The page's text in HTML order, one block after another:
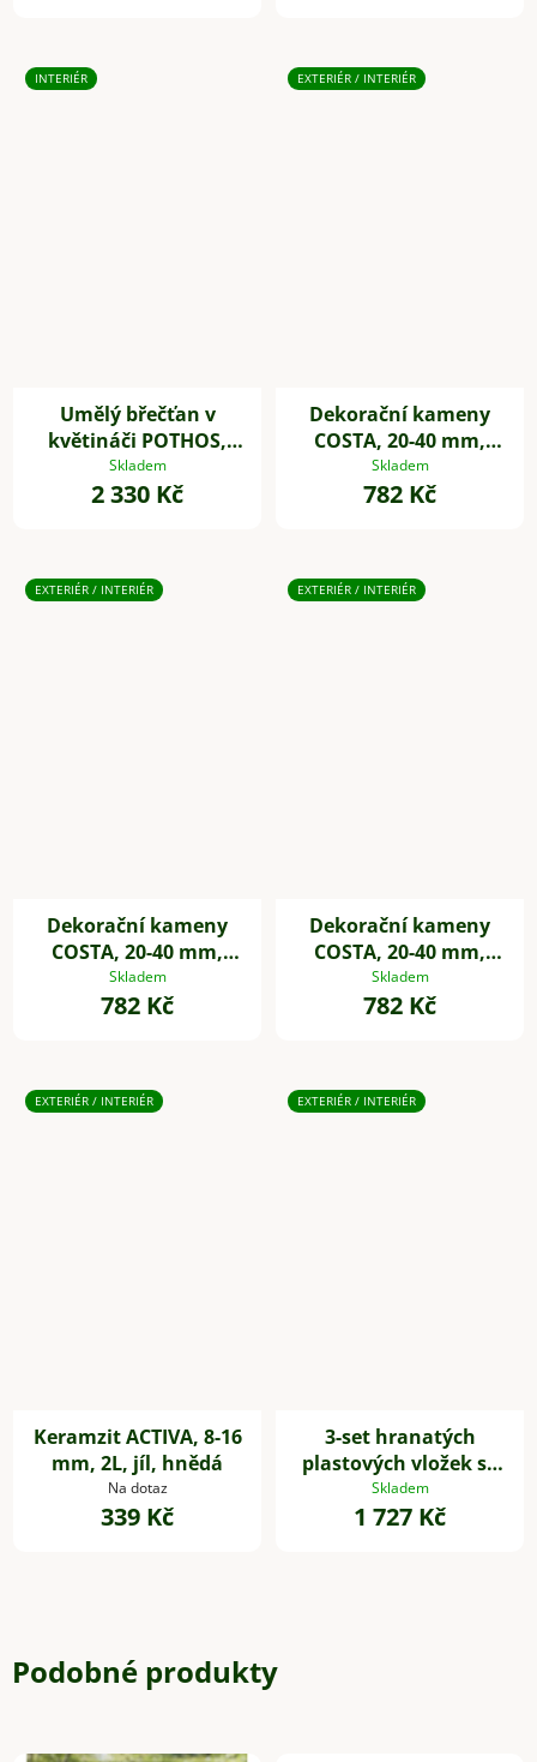
INTERIÉR
Umělý břečťan v
květináči POTHOS,
výška 85 cm, plast,
zelený
Skladem
2 330 Kč
EXTERIÉR / INTERIÉR
Dekorační kameny
COSTA, 20-40 mm,
plast, bílá
Skladem
782 Kč
EXTERIÉR / INTERIÉR
Dekorační kameny
COSTA, 20-40 mm,
plast, šedá
Skladem
782 Kč
EXTERIÉR / INTERIÉR
Dekorační kameny
COSTA, 20-40 mm,
plast, černá
Skladem
782 Kč
EXTERIÉR / INTERIÉR
Keramzit ACTIVA, 8-16
mm, 2L, jíl, hnědá
Na dotaz
339 Kč
EXTERIÉR / INTERIÉR
3-set hranatých
plastových vložek se
samozavlažovacím
setem, 32*29*29 cm,
Skladem
1 727 Kč
Podobné produkty